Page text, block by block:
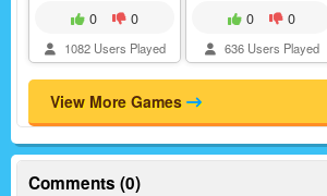
0 0
1082 Users Played
0 0
636 Users Played
View More Games
Comments (0)